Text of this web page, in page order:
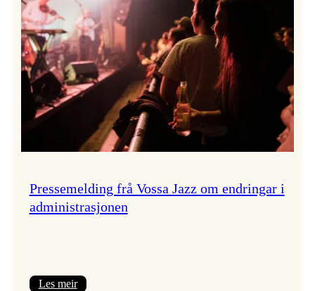
Pressemelding frå Vossa Jazz om endringar i
administrasjonen
Les meir: